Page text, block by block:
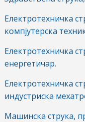
Електротехничка
компјутерска
Електротехничка
енергетичар.
Електротехничка
индустриска
Машинска струка,